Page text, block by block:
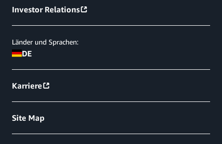
Investor Relations
Länder und Sprachen:
DE
Karriere
Site Map